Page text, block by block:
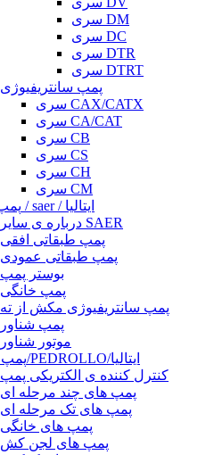
سری DM
سری DC
سری DTR
سری DTRT
پمپ سانتریفیوژی
سری CAX/CATX
سری CA/CAT
سری CB
سری CS
سری CH
سری CM
پمپ سایر / saer / ایتالیا
درباره ی سایر SAER
پمپ طبقاتی افقی
پمپ طبقاتی عمودی
بوستر پمپ
پمپ خانگی
پمپ سانتریفیوژی مکش از ته
پمپ شناور
موتور شناور
پمپ پدرولا/PEDROLLO/ایتالیا
کنترل کننده ی الکتریکی پمپ
پمپ های چند مرحله ای
پمپ های تک مرحله ای
پمپ های خانگی
پمپ های لجن کش